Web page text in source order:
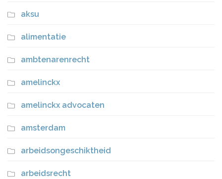
aksu
alimentatie
ambtenarenrecht
amelinckx
amelinckx advocaten
amsterdam
arbeidsongeschiktheid
arbeidsrecht